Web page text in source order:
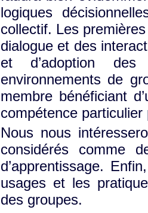
logiques
collectif. Les
dialogue et des
et d’adoption des
environnements de
membre bénéficiant
compétence
Nous nous
considérés comme
d’apprentissage.
usages et les
des groupes.